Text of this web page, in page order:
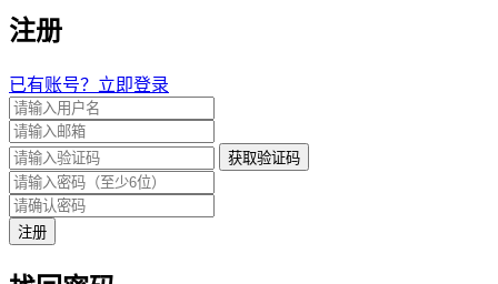
注册
已有账号？立即登录
获取验证码
注册